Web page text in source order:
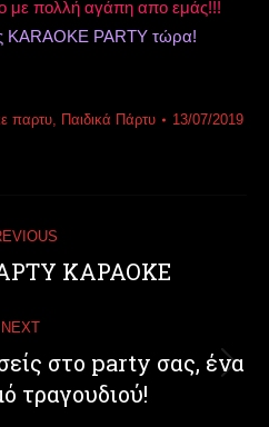
με πολλή αγάπη απο εμάς!!!
KARAOKE PARTY τώρα!
παρτυ, Παιδικά Πάρτυ 13/07/2019
PreviousΚΑΡΑΟΚΕ
NEXT
Next
post:
στο party σας, ένα
τραγουδιού!